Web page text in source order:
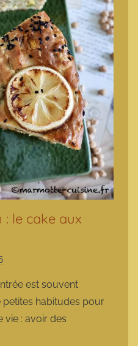
: le cake aux
r
m
a
est souvent
petites habitudes pour
vie : avoir des